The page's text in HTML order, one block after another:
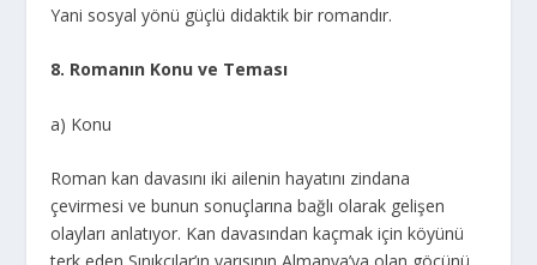
Yani sosyal yönü güçlü didaktik bir romandır.
8. Romanın Konu ve Teması
a) Konu
Roman kan davasını iki ailenin hayatını zindana
çevirmesi ve bunun sonuçlarına bağlı olarak gelişen
olayları anlatıyor. Kan davasından kaçmak için köyünü